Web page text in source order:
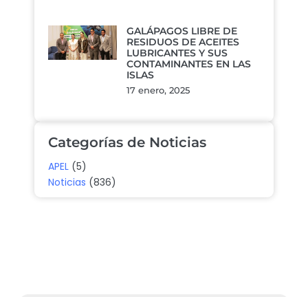
GALÁPAGOS LIBRE DE
RESIDUOS DE ACEITES
LUBRICANTES Y SUS
CONTAMINANTES EN LAS
ISLAS
17 enero, 2025
Categorías de Noticias
APEL (5)
Noticias (836)